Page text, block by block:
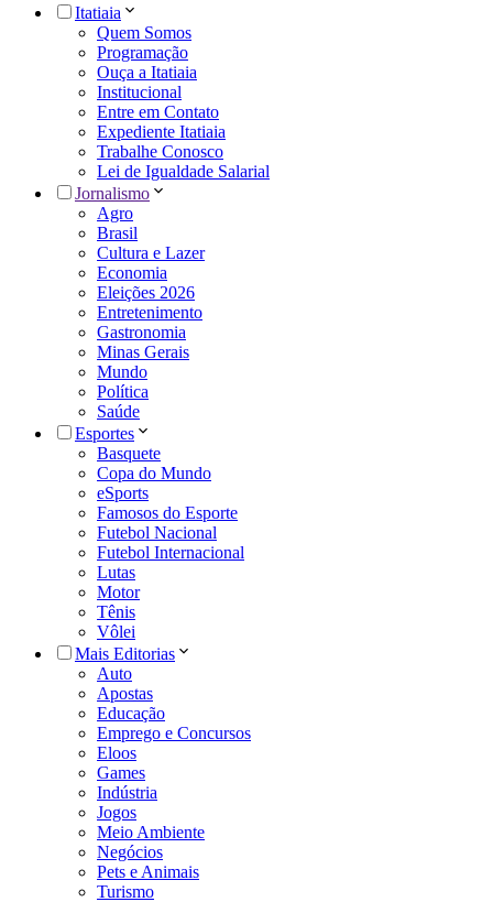
Itatiaia
Quem Somos
Programação
Ouça a Itatiaia
Institucional
Entre em Contato
Expediente Itatiaia
Trabalhe Conosco
Lei de Igualdade Salarial
Jornalismo
Agro
Brasil
Cultura e Lazer
Economia
Eleições 2026
Entretenimento
Gastronomia
Minas Gerais
Mundo
Política
Saúde
Esportes
Basquete
Copa do Mundo
eSports
Famosos do Esporte
Futebol Nacional
Futebol Internacional
Lutas
Motor
Tênis
Vôlei
Mais Editorias
Auto
Apostas
Educação
Emprego e Concursos
Eloos
Games
Indústria
Jogos
Meio Ambiente
Negócios
Pets e Animais
Turismo